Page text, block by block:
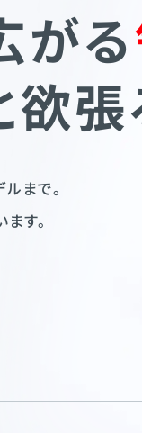
がる
欲張
まで。
す。